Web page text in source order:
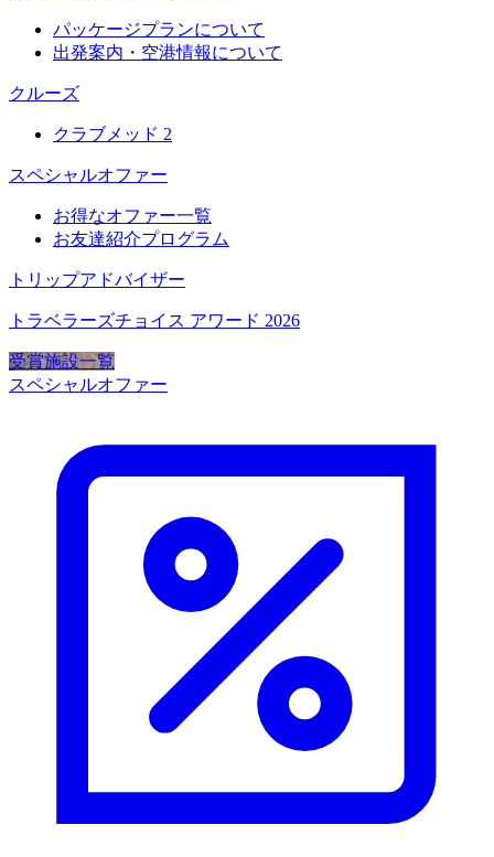
パッケージプランについて
出発案内・空港情報について
クルーズ
クラブメッド 2
スペシャルオファー
お得なオファー一覧
お友達紹介プログラム
トリップアドバイザー
トラベラーズチョイス アワード 2026
受賞施設一覧
スペシャルオファー